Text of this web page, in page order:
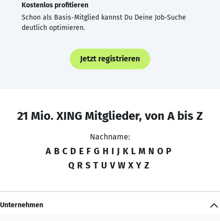
Kostenlos profitieren
Schon als Basis-Mitglied kannst Du Deine Job-Suche
deutlich optimieren.
Jetzt registrieren
21 Mio. XING Mitglieder, von A bis Z
Nachname:
A B C D E F G H I J K L M N O P
Q R S T U V W X Y Z
Unternehmen